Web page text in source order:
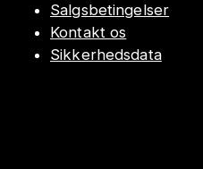
Salgsbetingelser
Kontakt os
Sikkerhedsdata